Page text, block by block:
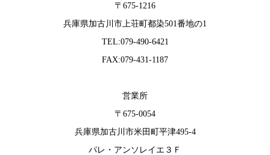
〒675-1216
兵庫県加古川市上荘町都染501番地の1
TEL:079-490-6421
FAX:079-431-1187
営業所
〒675-0054
兵庫県加古川市米田町平津495-4
パレ・アンソレイエ３Ｆ